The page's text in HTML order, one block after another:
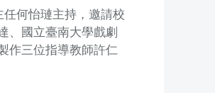
何怡璉主持，邀請校
、國立臺南大學戲劇
作三位指導教師許仁